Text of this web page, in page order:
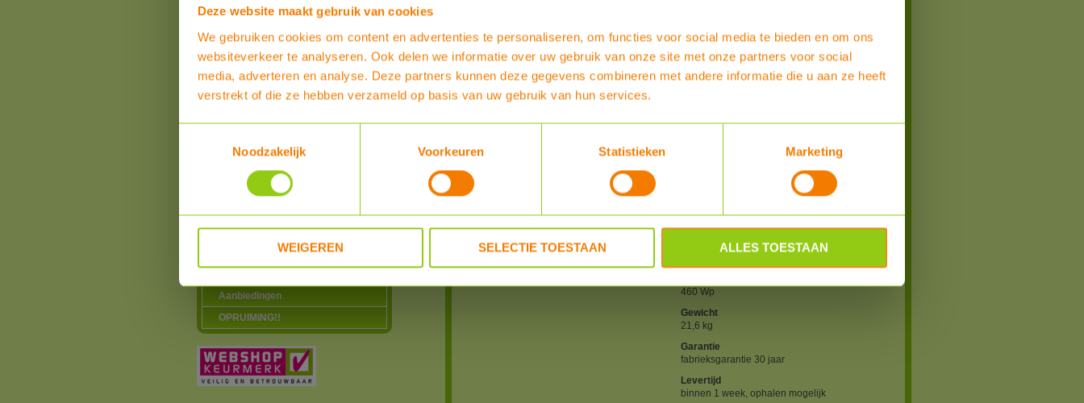
Deze website maakt gebruik van cookies
We gebruiken cookies om content en advertenties te personaliseren, om functies voor social media te bieden en om ons
websiteverkeer te analyseren. Ook delen we informatie over uw gebruik van onze site met onze partners voor social
media, adverteren en analyse. Deze partners kunnen deze gegevens combineren met andere informatie die u aan ze heeft
verstrekt of die ze hebben verzameld op basis van uw gebruik van hun services.
Noodzakelijk
Voorkeuren Statistieken Marketing
WEIGEREN SELECTIE TOESTAAN ALLES TOESTAAN
Zonneboilers voor warmtapwater en
Warmtepompen
Hotfill voor wasmachines en
Ventilatie
Verwarming
Aanbiedingen
OPRUIMING!!
Temperatuurcoëfficiënt Pmax: -0,24%/°C
Productgarantie: 30 jaar
Prestatiegarantie: 30 jaar
Dit paneel kan ook in Houten worden afgehaald
zonder verzendkosten.
Hyundai HiT-H460LE-FB(ZB) Glas-Glas full black
particulier / zakelijk / Belgie
Afmetingen
460 Wp
Gewicht
21,6 kg
Garantie
fabrieksgarantie 30 jaar
Levertijd
binnen 1 week, ophalen mogelijk